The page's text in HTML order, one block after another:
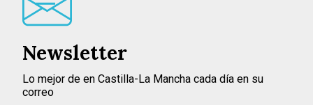
Newsletter
Lo mejor de en Castilla-La Mancha cada día en su
correo